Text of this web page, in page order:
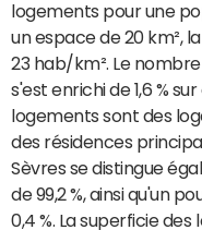
logements pour une
un espace de 20 km²,
23 hab/km². Le
s'est enrichi de 1,6 %
logements sont des
des résidences
Sèvres se distingue
de 99,2 %, ainsi qu'un
0,4 %. La superficie